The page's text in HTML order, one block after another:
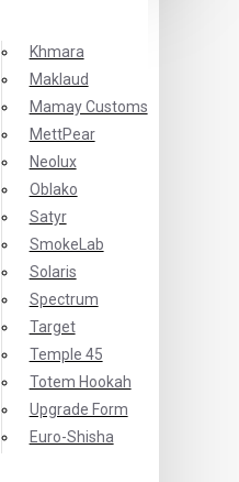
Khmara
Maklaud
Mamay Customs
MettPear
Neolux
Oblako
Satyr
SmokeLab
Solaris
Spectrum
Target
Temple 45
Totem Hookah
Upgrade Form
Еuro-Shisha